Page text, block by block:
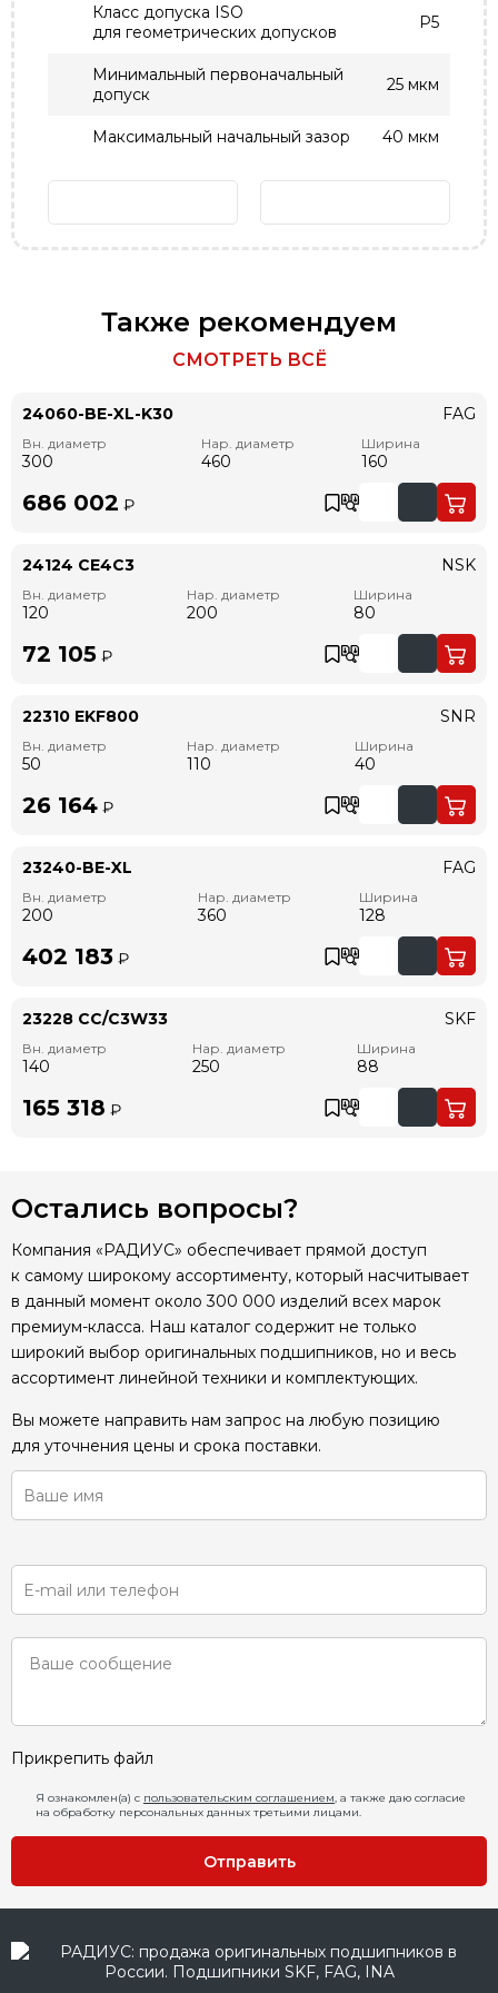
Класс допуска ISO
для геометрических допусков
P5
Минимальный первоначальный
допуск
25 мкм
Максимальный начальный зазор 40 мкм
Также рекомендуем
СМОТРЕТЬ ВСЁ
24060-BE-XL-K30
Вн. диаметр
300
Нар. диаметр
460
Ширина
160
FAG
686 002 ₽
24124 CE4C3
Вн. диаметр
120
Нар. диаметр
200
Ширина
80
NSK
72 105 ₽
22310 EKF800
Вн. диаметр
50
Нар. диаметр
110
Ширина
40
SNR
26 164 ₽
23240-BE-XL
Вн. диаметр
200
Нар. диаметр
360
Ширина
128
FAG
402 183 ₽
23228 CC/C3W33
Вн. диаметр
140
Нар. диаметр
250
Ширина
88
SKF
165 318 ₽
Остались вопросы?
Компания «РАДИУС» обеспечивает прямой доступ
к самому широкому ассортименту, который насчитывает
в данный момент около 300 000 изделий всех марок
премиум-класса. Наш каталог содержит не только
широкий выбор оригинальных подшипников, но и весь
ассортимент линейной техники и комплектующих.
Вы можете направить нам запрос на любую позицию
для уточнения цены и срока поставки.
Прикрепить файл
Я ознакомлен(а) с пользовательским соглашением, а также даю согласие
на обработку персональных данных третьими лицами.
Отправить